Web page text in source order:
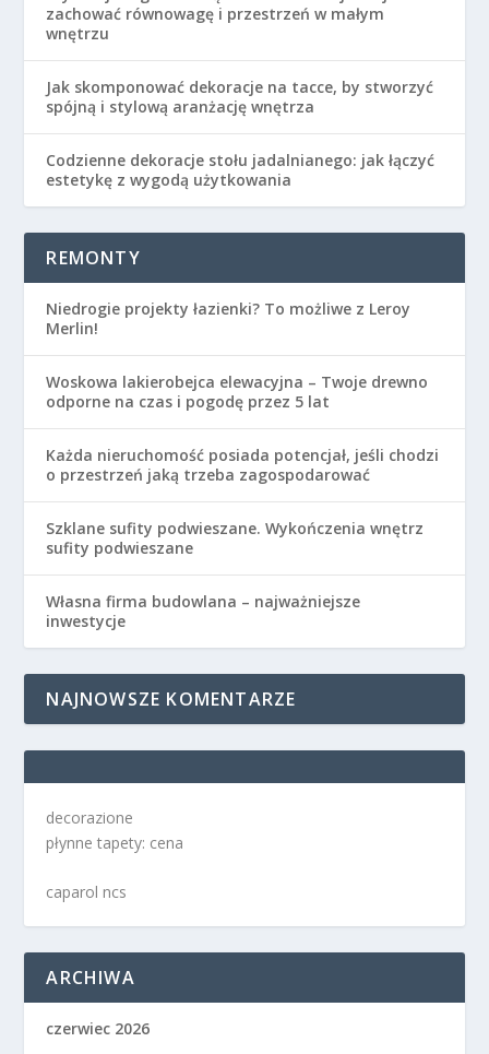
zachować równowagę i przestrzeń w małym
wnętrzu
Jak skomponować dekoracje na tacce, by stworzyć
spójną i stylową aranżację wnętrza
Codzienne dekoracje stołu jadalnianego: jak łączyć
estetykę z wygodą użytkowania
REMONTY
Niedrogie projekty łazienki? To możliwe z Leroy
Merlin!
Woskowa lakierobejca elewacyjna – Twoje drewno
odporne na czas i pogodę przez 5 lat
Każda nieruchomość posiada potencjał, jeśli chodzi
o przestrzeń jaką trzeba zagospodarować
Szklane sufity podwieszane. Wykończenia wnętrz
sufity podwieszane
Własna firma budowlana – najważniejsze
inwestycje
NAJNOWSZE KOMENTARZE
decorazione
płynne tapety: cena
caparol ncs
ARCHIWA
czerwiec 2026